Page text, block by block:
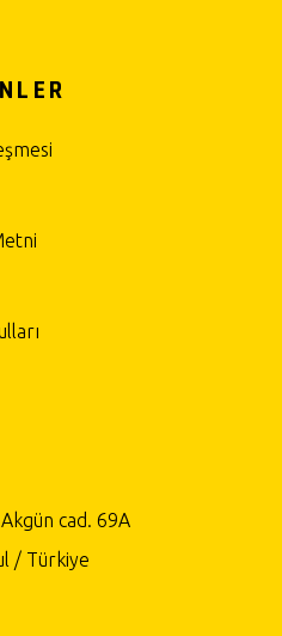
cad. 69A
/ Türkiye